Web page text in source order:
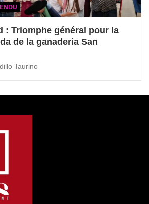
: Triomphe général pour la
de la ganaderia San
Taurino